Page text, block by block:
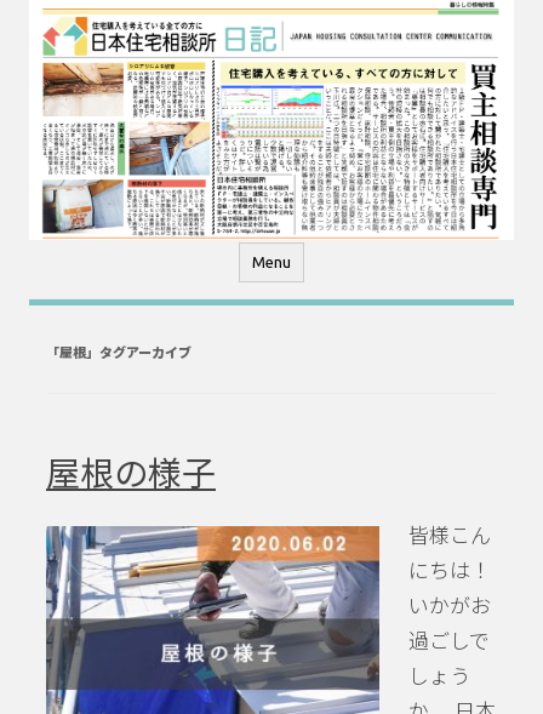
コ
テ
ン
ツ
へ
ス
キ
ッ
プ
Menu
「屋根」タグアーカイブ
屋根の様子
皆様こん
にちは！
いかがお
過ごしで
しょう